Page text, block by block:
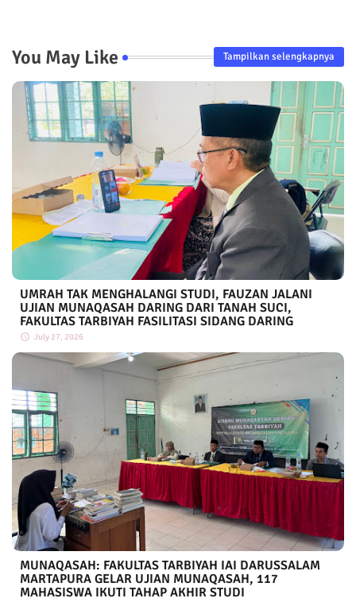
You May Like Tampilkan selengkapnya
UMRAH TAK MENGHALANGI STUDI, FAUZAN JALANI
UJIAN MUNAQASAH DARING DARI TANAH SUCI,
FAKULTAS TARBIYAH FASILITASI SIDANG DARING
July 27, 2026
MUNAQASAH: FAKULTAS TARBIYAH IAI DARUSSALAM
MARTAPURA GELAR UJIAN MUNAQASAH, 117
MAHASISWA IKUTI TAHAP AKHIR STUDI